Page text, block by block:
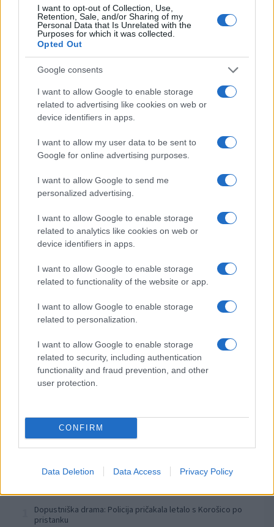
I want to opt-out of Collection, Use,
Retention, Sale, and/or Sharing of my
Personal Data that Is Unrelated with the
Purposes for which it was collected.
Opted Out
Google consents
I want to allow Google to enable storage
related to advertising like cookies on web or
device identifiers in apps.
I want to allow my user data to be sent to
Google for online advertising purposes.
I want to allow Google to send me
personalized advertising.
I want to allow Google to enable storage
related to analytics like cookies on web or
device identifiers in apps.
I want to allow Google to enable storage
related to functionality of the website or app.
I want to allow Google to enable storage
related to personalization.
I want to allow Google to enable storage
related to security, including authentication
functionality and fraud prevention, and other
user protection.
CONFIRM
Data Deletion Data Access Privacy Policy
Obratovanje bazenov
Aqualatio prilagojeno
vremenskim razmeram
Poziv k racionalni uporabi pitne
vode v MO Slovenj Gradec in
Občini Mislinja
občasno popolna zapora ceste
v mestni četrti Čečovje
Do sredine avgusta popolna
zapora ceste Vuzenica-Sv.
Obvestila
Izklop elektrike: 417. Nadzorništvo Vuzenica - Območje Sv.
pred 6 urami
Izklop elektrike: 419. Nadzorništvo Vuzenica - Območje
pred 6 urami
Otiški Vrh
Izklop elektrike: 416. Nadzorništvo Slovenj Gradec - Območje
Gornji Dolič, Završe, Kozjak, Tolsti vrh pri Mislinji, Srednji
Dolič, Paka
Dopustniška drama: Policija pričakala letalo s Korošico po
pristanku